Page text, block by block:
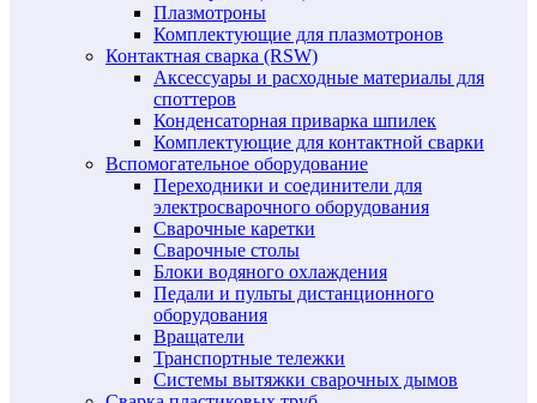
Плазмотроны
Комплектующие для плазмотронов
Контактная сварка (RSW)
Аксессуары и расходные материалы для
споттеров
Конденсаторная приварка шпилек
Комплектующие для контактной сварки
Вспомогательное оборудование
Переходники и соединители для
электросварочного оборудования
Сварочные каретки
Сварочные столы
Блоки водяного охлаждения
Педали и пульты дистанционного
оборудования
Вращатели
Транспортные тележки
Системы вытяжки сварочных дымов